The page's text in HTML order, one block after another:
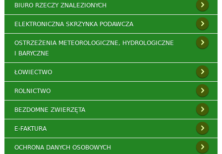
BIURO RZECZY ZNALEZIONYCH
ELEKTRONICZNA SKRZYNKA PODAWCZA
OSTRZEŻENIA METEOROLOGICZNE, HYDROLOGICZNE
I BARYCZNE
ŁOWIECTWO
ROLNICTWO
BEZDOMNE ZWIERZĘTA
E-FAKTURA
OCHRONA DANYCH OSOBOWYCH